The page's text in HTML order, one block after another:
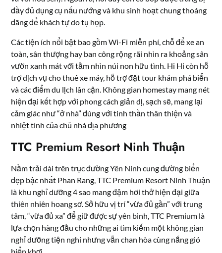
đầy đủ dụng cụ nấu nướng và khu sinh hoạt chung thoáng
đãng để khách tự do tụ họp.
Các tiện ích nổi bật bao gồm Wi-Fi miễn phí, chỗ để xe an
toàn, sân thượng hay ban công rộng rãi nhìn ra khoảng sân
vườn xanh mát với tầm nhìn núi non hữu tình. Hi Hi còn hỗ
trợ dịch vụ cho thuê xe máy, hỗ trợ đặt tour khám phá biển
và các điểm du lịch lân cận. Không gian homestay mang nét
hiện đại kết hợp với phong cách giản dị, sạch sẽ, mang lại
cảm giác như “ở nhà” đúng với tinh thần thân thiện và
nhiệt tình của chủ nhà địa phương
TTC Premium Resort Ninh Thuận
Nằm trải dài trên trục đường Yên Ninh cung đường biển
đẹp bậc nhất Phan Rang, TTC Premium Resort Ninh Thuận
là khu nghỉ dưỡng 4 sao mang đậm hơi thở hiện đại giữa
thiên nhiên hoang sơ. Sở hữu vị trí “vừa đủ gần” với trung
tâm, “vừa đủ xa” để giữ được sự yên bình, TTC Premium là
lựa chọn hàng đầu cho những ai tìm kiếm một không gian
nghỉ dưỡng tiện nghi nhưng vẫn chan hòa cùng nắng gió
biển khơi.